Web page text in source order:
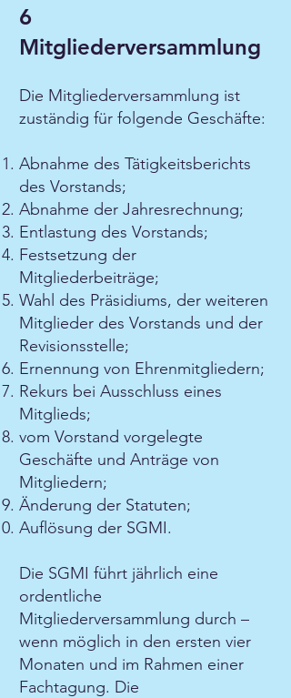
6
Mitgliederversammlung
Die Mitgliederversammlung ist
zuständig für folgende Geschäfte:
Abnahme des Tätigkeitsberichts
des Vorstands;
Abnahme der Jahresrechnung;
Entlastung des Vorstands;
Festsetzung der
Mitgliederbeiträge;
Wahl des Präsidiums, der weiteren
Mitglieder des Vorstands und der
Revisionsstelle;
Ernennung von Ehrenmitgliedern;
Rekurs bei Ausschluss eines
Mitglieds;
vom Vorstand vorgelegte
Geschäfte und Anträge von
Mitgliedern;
Änderung der Statuten;
Auflösung der SGMI.
Die SGMI führt jährlich eine
ordentliche
Mitgliederversammlung durch –
wenn möglich in den ersten vier
Monaten und im Rahmen einer
Fachtagung. Die